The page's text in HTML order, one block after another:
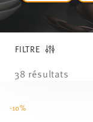
FILTRE
38 résultats
-10%